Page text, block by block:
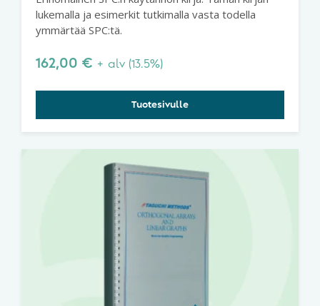
lukemalla ja esimerkit tutkimalla vasta todella
ymmärtää SPC:tä.
162,00 € + alv (13.5%)
Tuotesivulle